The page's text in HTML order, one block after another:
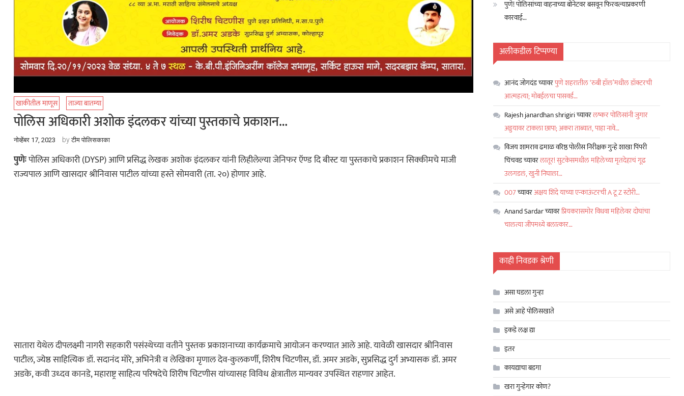
खाकीतील माणूस ताज्या बातम्या
पोलिस अधिकारी अशोक इंदलकर यांच्या पुस्तकाचे प्रकाशन…
नोव्हेंबर 17, 2023 byटीम पोलिसकाका
पुणेःपोलिस अधिकारी (DYSP) आणि प्रसिद्ध लेखक अशोक इंदलकर यांनी लिहीलेल्या जेनिफर ऍण्ड दि बीस्ट या पुस्तकाचे प्रकाशन सिक्कीमचे माजी
राज्यपाल आणि खासदार श्रीनिवास पाटील यांच्या हस्ते सोमवारी (ता. २०) होणार आहे.
सातारा येथेल दीपलक्ष्मी नागरी सहकारी पसंस्थेच्या वतीने पुस्तक प्रकाशनाच्या कार्यक्रमाचे आयोजन करण्यात आले आहे. यावेळी खासदार श्रीनिवास
पाटील, ज्येष्ठ साहित्यिक डॉ. सदानंद मोरे, अभिनेत्री व लेखिका मृणाल देव-कुलकर्णी, शिरीष चिटणीस, डॉ. अमर अडके, सुप्रसिद्ध दुर्ग अभ्यासक डॉ. अमर
अडके, कवी उध्दव कानडे, महाराष्ट्र साहित्य परिषदेचे शिरीष चिटणीस यांच्यासह विविध क्षेत्रातील मान्यवर उपस्थित राहणार आहेत.
पुणे! पोलिसांच्या वाहनाच्या बोनेटवर बसवून फिरवल्याप्रकरणी
कारवाई…
अलीकडील टिप्पण्या
आनंद जोगदंडच्यावरपुणे शहरातील ‘रुबी हॉल’मधील डॉक्टरची
आत्महत्या; मोबईलचा पासवर्ड…
Rajesh janardhan shrigiriच्यावरलष्कर पोलिसांनी जुगार
अड्डयावर टाकला छापा; अकरा ताब्यात, पाहा नावे…
विजय शामराव ढमाळ वरिष्ठ पोलीस निरीक्षक गुन्हे शाखा पिंपरी
चिंचवडच्यावरलातूर! सुटकेसमधील महिलेच्या मृतदेहाचं गूढ
उलगडलं, खुनी निघाला…
007च्यावरअक्षय शिंदे याच्या एन्काऊंटरची A टू Z स्टोरी…
Anand Sardarच्यावरप्रियकरासमोर विधवा महिलेवर दोघांचा
चालत्या जीपमध्ये बलात्कार…
काही निवडक श्रेणी
असा घडला गुन्हा
असे आहे पोलिसखाते
इकडे लक्ष द्या
इतर
कायद्याचा बडगा
खरा गुन्हेगार कोण?